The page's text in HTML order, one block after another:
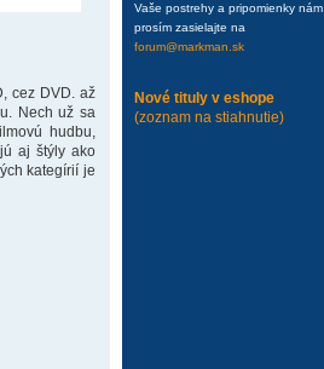
cez DVD. až
Nech už sa
hudbu,
aj štýly ako
kategírií je
Vaše postrehy a pripomienky nám
prosím zasielajte na
forum@markman.sk
Nové tituly v eshope
(zoznam na stiahnutie)